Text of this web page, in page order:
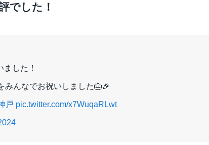
でした！
した！
みんなでお祝いしました🎂🎉
戸 pic.twitter.com/x7WuqaRLwt